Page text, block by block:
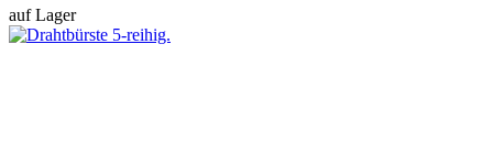
auf Lager